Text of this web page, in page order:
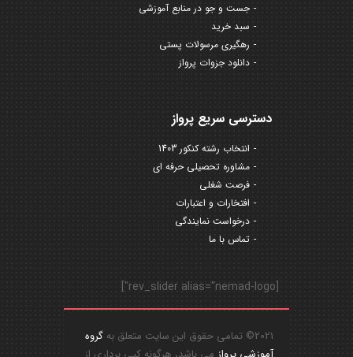
جست و جو در منابع آموزشی
سبد خرید
رهگیری مرسولات پستی
دانلود جزوات پرواز
دسترسی سریع پرواز
انتخاب رشته کنکور 1403
مشاوره تحصیلی حرفه ای
فرصت شغلی
افتخارات و اعتبارات
درخواست نمایندگی
تماس با ما
[rev_slider alias="nemad-logo"]
2021© تمامی حقوق این سایت متعلق به
گروه